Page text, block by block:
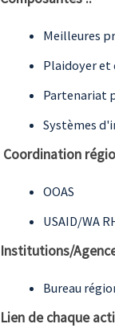
Meilleures
Plaidoyer et
Partenariat
Systèmes
Coordination
OOAS
USAID/WA
Institutions/
Bureau
Lien de chaque